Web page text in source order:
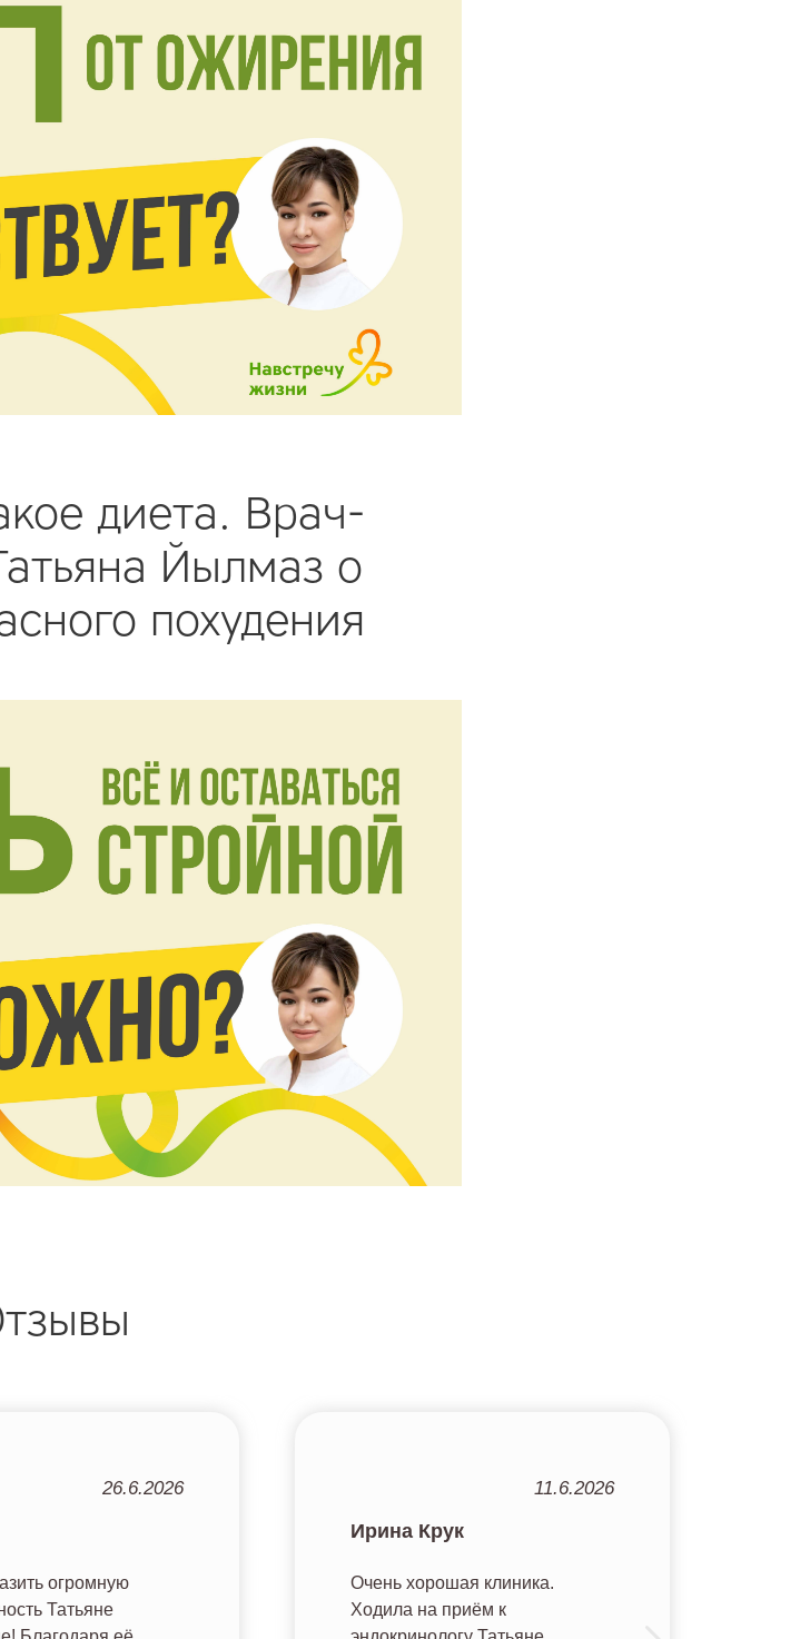
диета. Врач-
Йылмаз о
похудения
26.6.2026
огромную
Татьяне
11.6.2026
Ирина Крук
Очень хорошая клиника.
Ходила на приём к